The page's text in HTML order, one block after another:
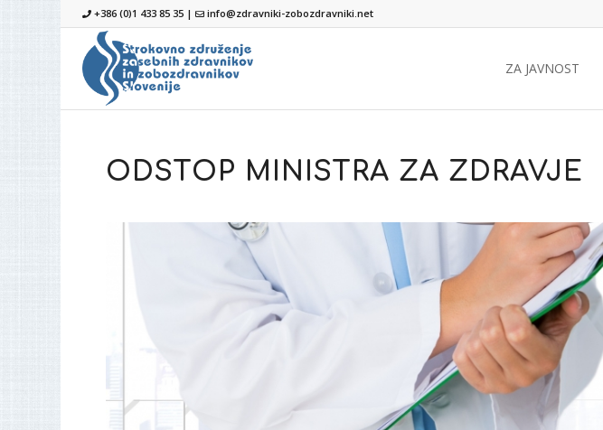
+386 (0)1 433 85 35 | info@zdravniki-zobozdravniki.net
ZA JAVNOST
ODSTOP MINISTRA ZA ZDRAVJE